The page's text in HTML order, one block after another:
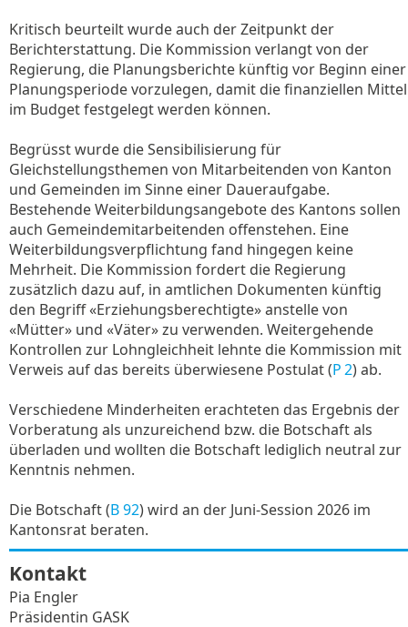
Kritisch beurteilt wurde auch der Zeitpunkt der
Berichterstattung. Die Kommission verlangt von der
Regierung, die Planungsberichte künftig vor Beginn einer
Planungsperiode vorzulegen, damit die finanziellen Mittel
im Budget festgelegt werden können.
Begrüsst wurde die Sensibilisierung für
Gleichstellungsthemen von Mitarbeitenden von Kanton
und Gemeinden im Sinne einer Daueraufgabe.
Bestehende Weiterbildungsangebote des Kantons sollen
auch Gemeindemitarbeitenden offenstehen. Eine
Weiterbildungsverpflichtung fand hingegen keine
Mehrheit. Die Kommission fordert die Regierung
zusätzlich dazu auf, in amtlichen Dokumenten künftig
den Begriff «Erziehungsberechtigte» anstelle von
«Mütter» und «Väter» zu verwenden. Weitergehende
Kontrollen zur Lohngleichheit lehnte die Kommission mit
Verweis auf das bereits überwiesene Postulat (P 2) ab.
Verschiedene Minderheiten erachteten das Ergebnis der
Vorberatung als unzureichend bzw. die Botschaft als
überladen und wollten die Botschaft lediglich neutral zur
Kenntnis nehmen.
Die Botschaft (B 92) wird an der Juni-Session 2026 im
Kantonsrat beraten.
Kontakt
Pia Engler
Präsidentin GASK